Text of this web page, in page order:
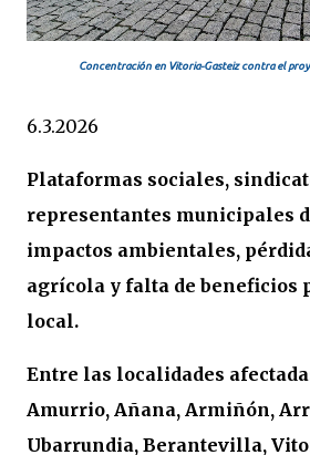
Concentración en Vitoria-Gasteiz contra el
6.3.2026
Plataformas sociales,
representantes municipales
impactos ambientales,
agrícola y falta de beneficios
local.
Entre las localidades
Amurrio, Añana, Armiñón,
Ubarrundia, Berantevilla,